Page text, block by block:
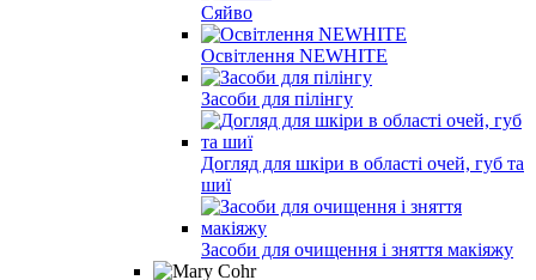
Сяйво
Освітлення NEWHITE
Засоби для пілінгу
Догляд для шкіри в області очей, губ та
шиї
Засоби для очищення і зняття макіяжу